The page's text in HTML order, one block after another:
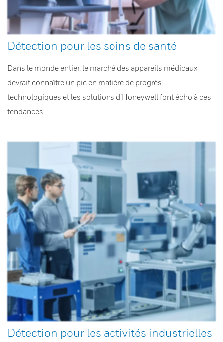
Détection pour les soins de santé
Dans le monde entier, le marché des appareils médicaux
devrait connaître un pic en matière de progrès
technologiques et les solutions d’Honeywell font écho à ces
tendances.
Détection pour les activités industrielles